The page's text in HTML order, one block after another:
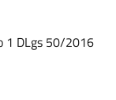
1 DLgs 50/2016